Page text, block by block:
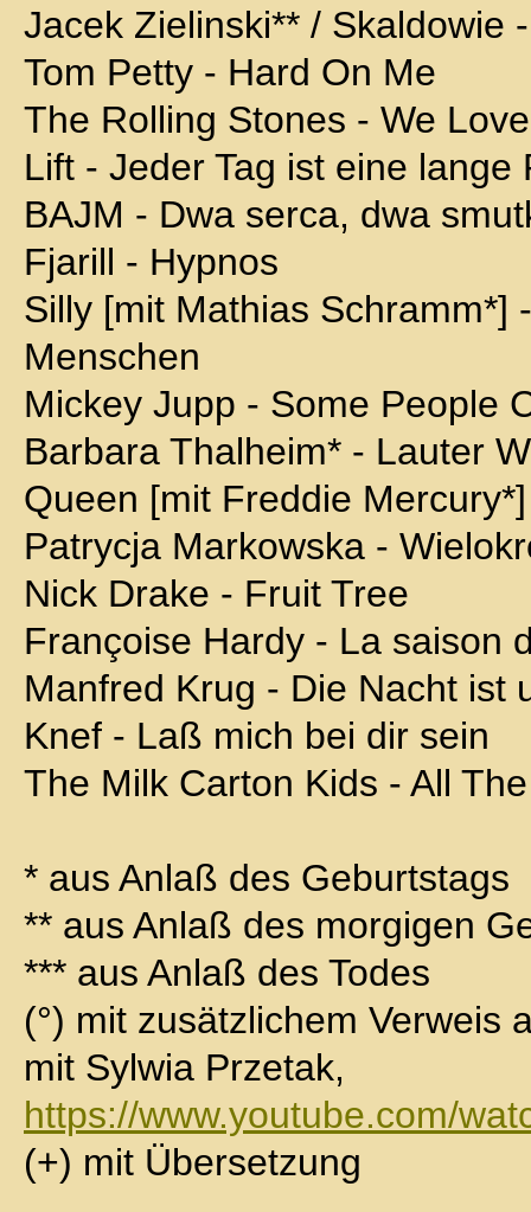
Jacek Zielinski** / Skaldowie
Tom Petty - Hard On Me
The Rolling Stones - We
Lift - Jeder Tag ist eine lange
BAJM - Dwa serca, dwa
Fjarill - Hypnos
Silly [mit Mathias Schramm*]
Menschen
Mickey Jupp - Some People
Barbara Thalheim* - Lauter
Queen [mit Freddie
Patrycja Markowska -
Nick Drake - Fruit Tree
Françoise Hardy - La saison
Manfred Krug - Die Nacht ist
Knef - Laß mich bei dir sein
The Milk Carton Kids - All
* aus Anlaß des Geburtstags
** aus Anlaß des morgigen
*** aus Anlaß des Todes
(°) mit zusätzlichem Verweis
mit Sylwia Przetak,
https://www.youtube.com/
(+) mit Übersetzung